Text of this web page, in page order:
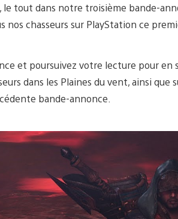
le tout dans notre troisième bande-
nos chasseurs sur PlayStation ce
et poursuivez votre lecture pour en
dans les Plaines du vent, ainsi que
bande-annonce.